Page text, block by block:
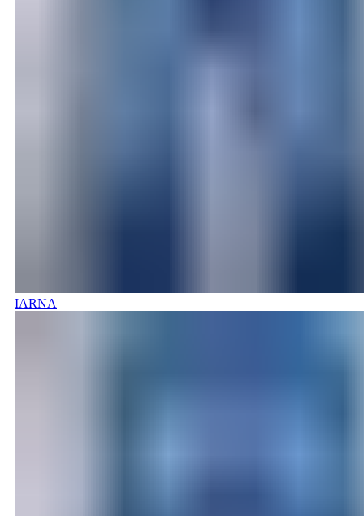
IARNA